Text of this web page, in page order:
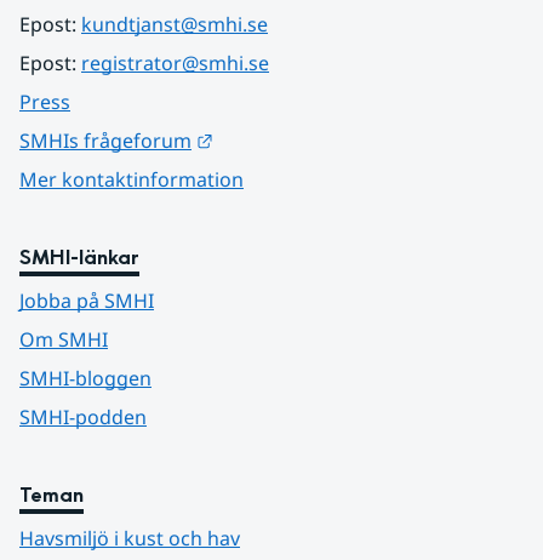
Epost: kundtjanst@smhi.se
Epost: registrator@smhi.se
Press
SMHIs frågeforum
Mer kontaktinformation
SMHI-länkar
Jobba på SMHI
Om SMHI
SMHI-bloggen
SMHI-podden
Teman
Havsmiljö i kust och hav